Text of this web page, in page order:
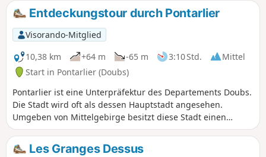
Entdeckungstour durch Pontarlier
Visorando-Mitglied
10,38 km
+64 m -65 m 3:10 Std.
Mittel
Start in Pontarlier (Doubs)
Pontarlier ist eine Unterpräfektur des Departements Doubs.
Die Stadt wird oft als dessen Hauptstadt angesehen.
Umgeben von Mittelgebirge besitzt diese Stadt einen
unbestreitbaren Charme und verfügt über zahlreiche
historische Denkmäler wie die Porte Saint-Pierre. Diese etwa
zehn Kilometer lange Wanderung ermöglicht es, einen
Les Granges Dessus